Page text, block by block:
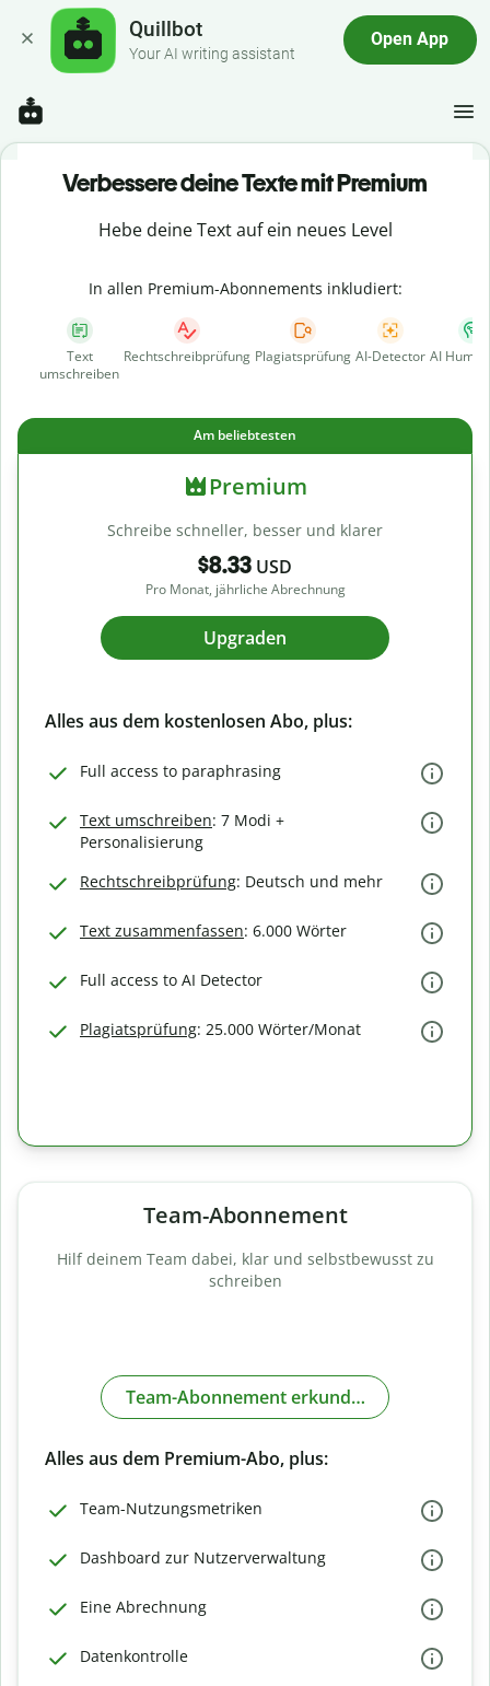
Quillbot
Your AI writing assistant
Open App
Verbessere deine Texte mit Premium
Hebe deine Text auf ein neues Level
In allen Premium-Abonnements inkludiert:
Text
umschreiben
Rechtschreibprüfung Plagiatsprüfung AI-Detector AI
Am beliebtesten
Premium
Schreibe schneller, besser und klarer
$8.33 USD
Pro Monat, jährliche Abrechnung
Upgraden
Alles aus dem kostenlosen Abo, plus:
Full access to paraphrasing
Text umschreiben: 7 Modi +
Personalisierung
Rechtschreibprüfung: Deutsch und mehr
Text zusammenfassen: 6.000 Wörter
Full access to AI Detector
Plagiatsprüfung: 25.000 Wörter/Monat
Team-Abonnement
Hilf deinem Team dabei, klar und selbstbewusst zu
schreiben
Team-Abonnement erkunden
Alles aus dem Premium-Abo, plus:
Team-Nutzungsmetriken
Dashboard zur Nutzerverwaltung
Eine Abrechnung
Datenkontrolle